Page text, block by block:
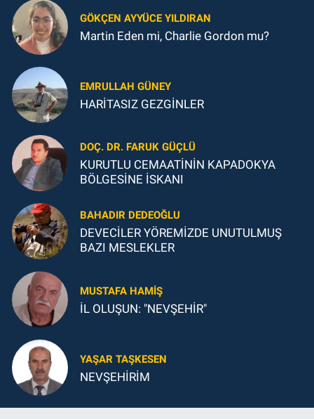
GÖKÇEN AYYÜCE YILDIRAN
Martin Eden mi, Charlie Gordon mu?
EMRULLAH GÜNEY
HARİTASIZ GEZGİNLER
DOÇ. DR. FARUK GÜÇLÜ
KURUTLU CEMAATİNİN KAPADOKYA
BÖLGESİNE İSKANI
BAHADIR DEDEOĞLU
DEVECİLER YÖREMİZDE UNUTULMUŞ
BAZI MESLEKLER
MUSTAFA HAMIŞ
İL OLUŞUN: "NEVŞEHİR"
YAŞAR TAŞKESEN
NEVŞEHİRİM